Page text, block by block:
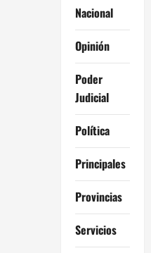
Nacional
Opinión
Poder
Judicial
Política
Principales
Provincias
Servicios